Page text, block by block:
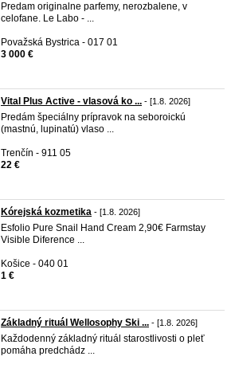
Predam originalne parfemy, nerozbalene, v
celofane. Le Labo - ...
Považská Bystrica - 017 01
3 000 €
Vital Plus Active - vlasová ko ... - [1.8. 2026]
Predám špeciálny prípravok na seboroickú
(mastnú, lupinatú) vlaso ...
Trenčín - 911 05
22 €
Kórejská kozmetika - [1.8. 2026]
Esfolio Pure Snail Hand Cream 2,90€ Farmstay
Visible Diference ...
Košice - 040 01
1 €
Základný rituál Wellosophy Ski ... - [1.8. 2026]
Každodenný základný rituál starostlivosti o pleť
pomáha predchádz ...